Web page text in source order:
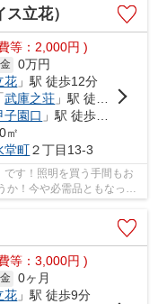
立花）
等：2,000円 )
0万円
花 」駅 徒歩12分
「武庫之荘 」駅 徒歩19分
子園口 」駅 徒歩29分
㎡
堂町２丁目13-3
す！照明を買う手間もお
か！今や必需品ともなった
等：3,000円 )
0ヶ月
花 」駅 徒歩9分